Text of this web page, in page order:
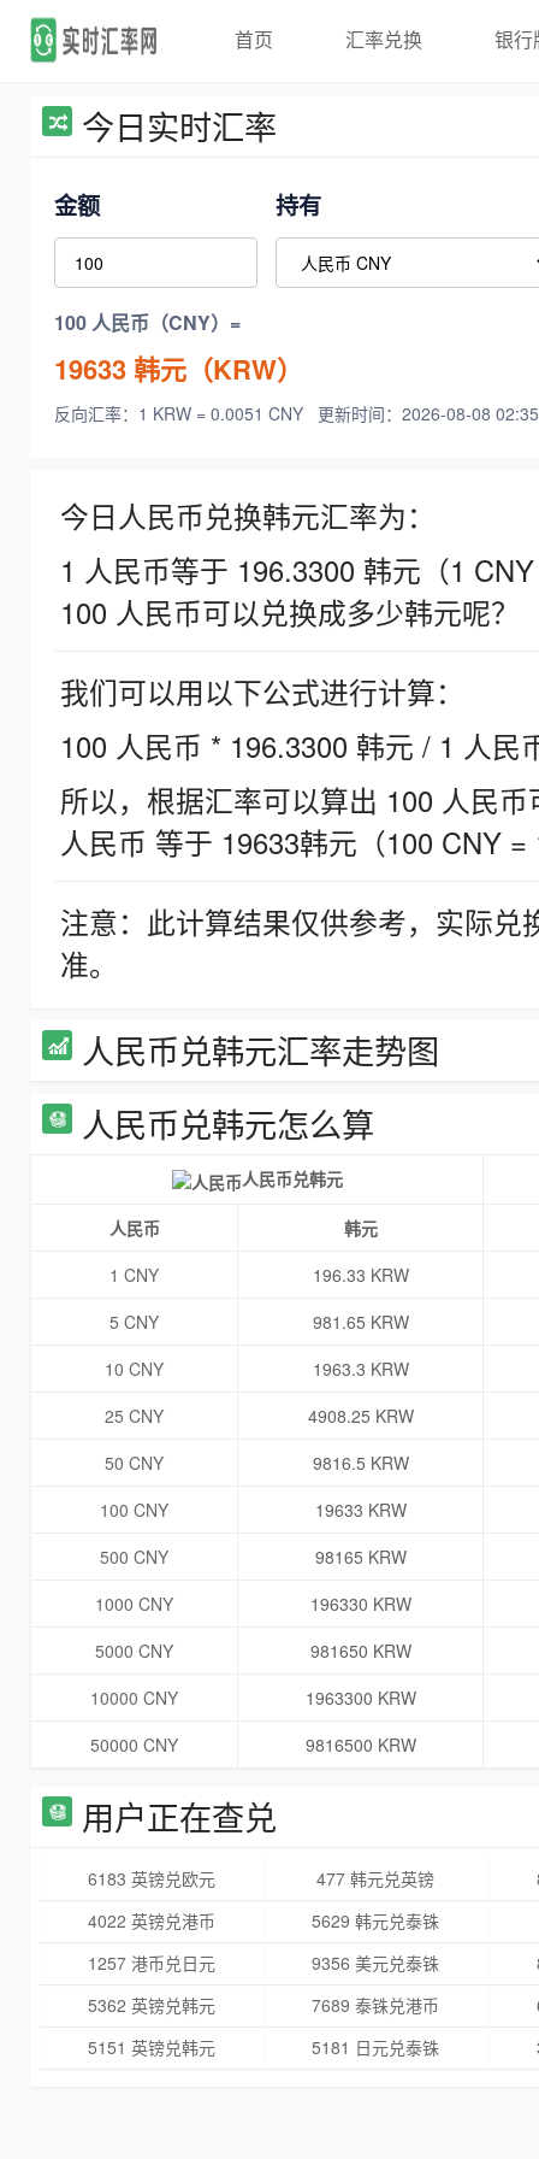
首页 汇率兑换 银行
今日实时汇率
金额 持有
100 人民币（CNY）=
19633韩元（KRW）
反向汇率：1 KRW = 0.0051 CNY 更新时间：2026-08-08
今日人民币兑换韩元汇率为：
1 人民币等于 196.3300 韩元（1
100 人民币可以兑换成多少韩元呢？
我们可以用以下公式进行计算：
100 人民币 * 196.3300 韩元 / 1 人民
所以，根据汇率可以算出 100 人民
人民币 等于 19633韩元（100 CNY =
注意：此计算结果仅供参考，实际
准。
人民币兑韩元汇率走势图
人民币兑韩元怎么算
人民币兑韩元
人民币
韩元
1 CNY
196.33 KRW
5 CNY
981.65 KRW
10 CNY
1963.3 KRW
25 CNY
4908.25 KRW
50 CNY
9816.5 KRW
100 CNY
19633 KRW
500 CNY
98165 KRW
1000 CNY
196330 KRW
5000 CNY
981650 KRW
10000 CNY
1963300 KRW
50000 CNY
9816500 KRW
用户正在查兑
6183 英镑兑欧元 477 韩元兑英镑
4022 英镑兑港币
5629 韩元兑泰铢
1257 港币兑日元
9356 美元兑泰铢
5362 英镑兑韩元
7689 泰铢兑港币
5151 英镑兑韩元
5181 日元兑泰铢